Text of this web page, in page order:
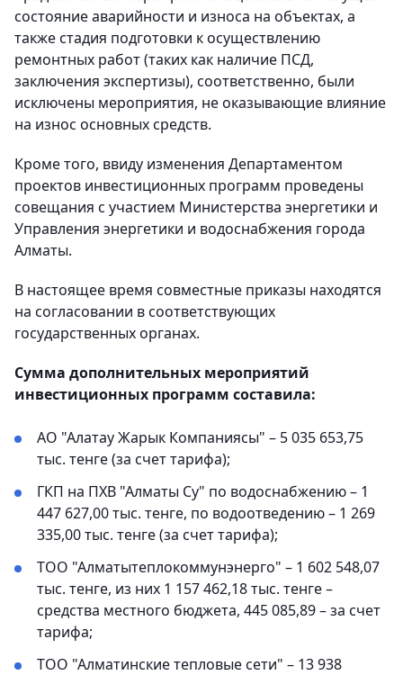
состояние аварийности и износа на объектах, а
также стадия подготовки к осуществлению
ремонтных работ (таких как наличие ПСД,
заключения экспертизы), соответственно, были
исключены мероприятия, не оказывающие влияние
на износ основных средств.
Кроме того, ввиду изменения Департаментом
проектов инвестиционных программ проведены
совещания с участием Министерства энергетики и
Управления энергетики и водоснабжения города
Алматы.
В настоящее время совместные приказы находятся
на согласовании в соответствующих
государственных органах.
Сумма дополнительных мероприятий
инвестиционных программ составила:
АО "Алатау Жарык Компаниясы" – 5 035 653,75
тыс. тенге (за счет тарифа);
ГКП на ПХВ "Алматы Су" по водоснабжению – 1
447 627,00 тыс. тенге, по водоотведению – 1 269
335,00 тыс. тенге (за счет тарифа);
ТОО "Алматытеплокоммунэнерго" – 1 602 548,07
тыс. тенге, из них 1 157 462,18 тыс. тенге –
средства местного бюджета, 445 085,89 – за счет
тарифа;
ТОО "Алматинские тепловые сети" – 13 938